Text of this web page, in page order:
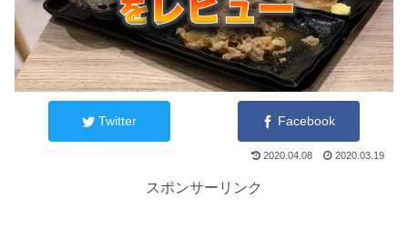
Twitter Facebook
2020.04.08 2020.03.19
スポンサーリンク